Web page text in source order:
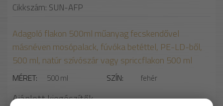
Cikkszám: SUN-AFP
Adagoló flakon 500ml műanyag fecskendővel
másnéven mosópalack, fúvóka betéttel, PE-LD-ből,
500 ml, natúr szívószár vagy spriccflakon 500 ml
MÉRET 500 ml SZÍN fehér
Ajánlott kiegészítők